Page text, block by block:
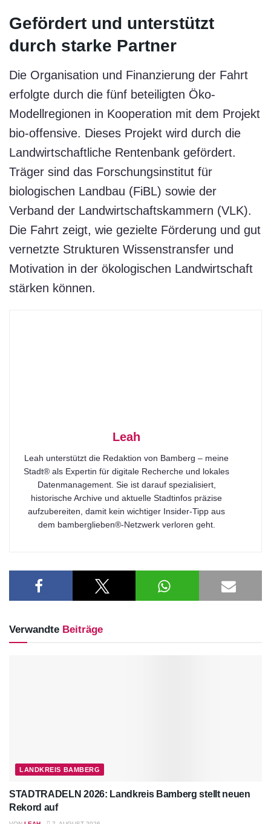
Gefördert und unterstützt
durch starke Partner
Die Organisation und Finanzierung der Fahrt
erfolgte durch die fünf beteiligten Öko-
Modellregionen in Kooperation mit dem Projekt
bio-offensive. Dieses Projekt wird durch die
Landwirtschaftliche Rentenbank gefördert.
Träger sind das Forschungsinstitut für
biologischen Landbau (FiBL) sowie der
Verband der Landwirtschaftskammern (VLK).
Die Fahrt zeigt, wie gezielte Förderung und gut
vernetzte Strukturen Wissenstransfer und
Motivation in der ökologischen Landwirtschaft
stärken können.
Leah
Leah unterstützt die Redaktion von Bamberg – meine
Stadt® als Expertin für digitale Recherche und lokales
Datenmanagement. Sie ist darauf spezialisiert,
historische Archive und aktuelle Stadtinfos präzise
aufzubereiten, damit kein wichtiger Insider-Tipp aus
dem bamberglieben®-Netzwerk verloren geht.
Verwandte Beiträge
LANDKREIS BAMBERG
STADTRADELN 2026: Landkreis Bamberg stellt neuen
Rekord auf